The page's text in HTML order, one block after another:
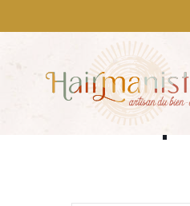
13 mars
–